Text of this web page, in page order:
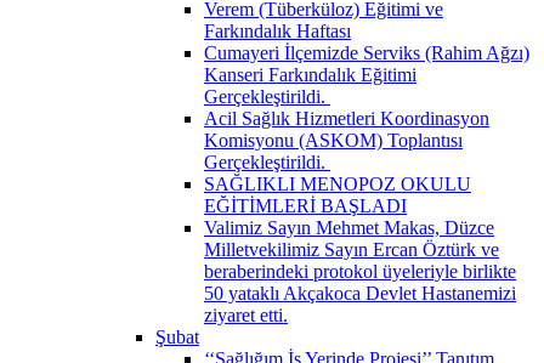
Verem (Tüberküloz) Eğitimi ve
Farkındalık Haftası
Cumayeri İlçemizde Serviks (Rahim Ağzı)
Kanseri Farkındalık Eğitimi
Gerçekleştirildi. ​
Acil Sağlık Hizmetleri Koordinasyon
Komisyonu (ASKOM) Toplantısı
Gerçekleştirildi. ​
SAĞLIKLI MENOPOZ OKULU
EĞİTİMLERİ BAŞLADI
Valimiz Sayın Mehmet Makas, Düzce
Milletvekilimiz Sayın Ercan Öztürk ve
beraberindeki protokol üyeleriyle birlikte
50 yataklı Akçakoca Devlet Hastanemizi
ziyaret etti.
Şubat
‘‘Sağlığım İş Yerinde Projesi’’ Tanıtım